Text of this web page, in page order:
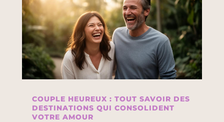
COUPLE HEUREUX : TOUT SAVOIR DES
DESTINATIONS QUI CONSOLIDENT
VOTRE AMOUR